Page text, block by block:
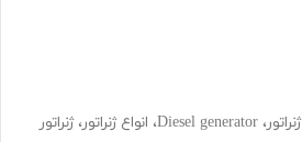
، Diesel generator، انواع ژنراتور،ژنراتور